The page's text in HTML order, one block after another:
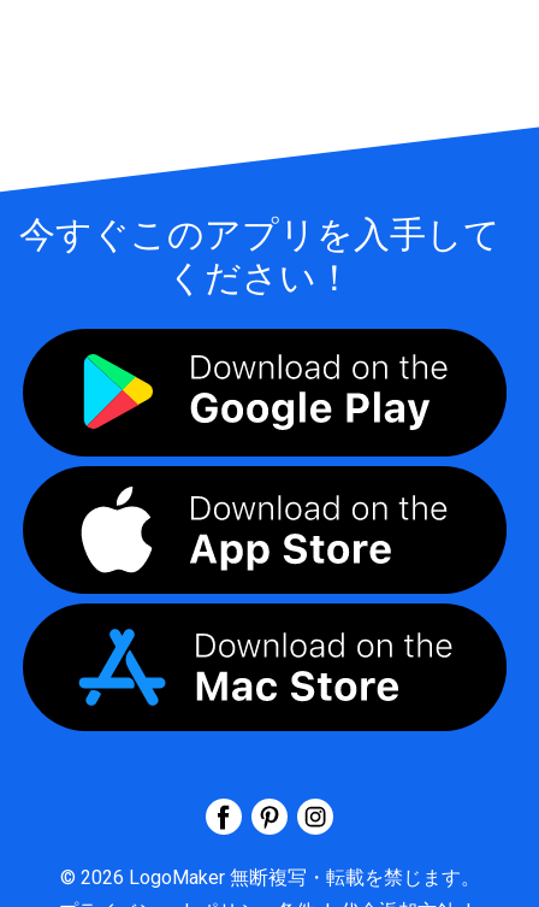
今すぐこのアプリを入手して
ください！
© 2026 LogoMaker 無断複写・転載を禁じます。